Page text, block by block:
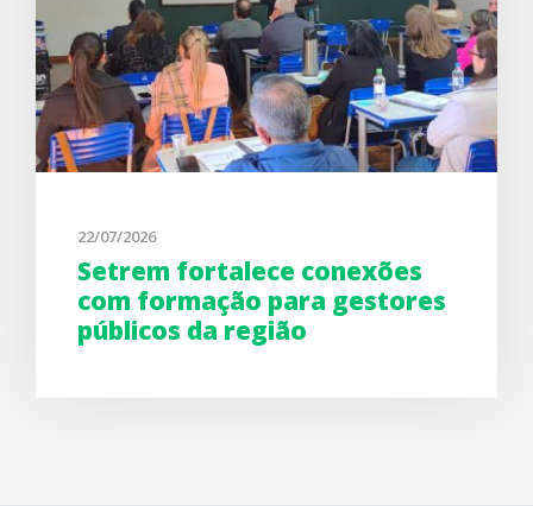
22/07/2026
Setrem fortalece conexões
com formação para gestores
públicos da região